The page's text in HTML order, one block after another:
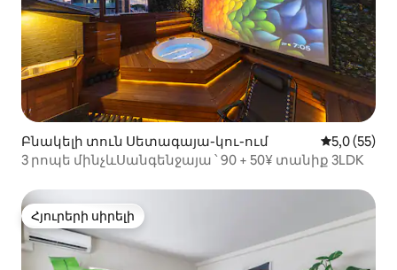
Բնակելի տուն Սետագայա-կու-ում Միջին
5,0 (55)
3 րոպե մինչևՍանգենջայա ՝ 90 + 50¥ տանիք 3LDK
Հյուրերի սիրելի
Հյուրերի սիրելի